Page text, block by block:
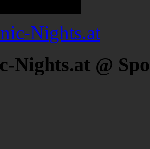
Nights.at
Nights.at @